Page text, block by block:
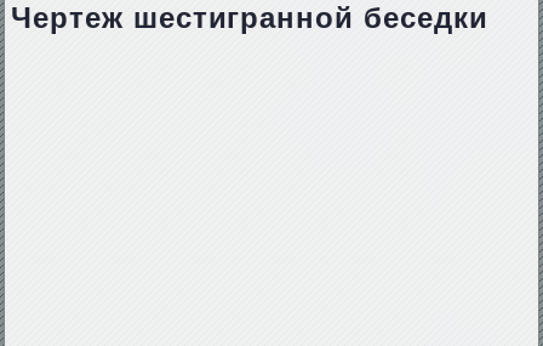
Чертеж шестигранной беседки